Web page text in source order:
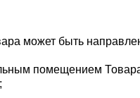
может быть
помещением